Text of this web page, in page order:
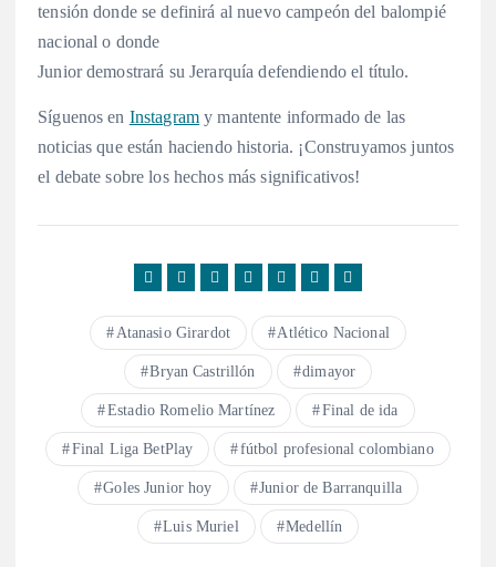
tensión donde se definirá al nuevo campeón del balompié
nacional o donde
Junior demostrará su Jerarquía defendiendo el título.
Síguenos en Instagram y mantente informado de las
noticias que están haciendo historia. ¡Construyamos juntos
el debate sobre los hechos más significativos!
Atanasio Girardot Atlético Nacional
Bryan Castrillón dimayor
Estadio Romelio Martínez Final de ida
Final Liga BetPlay fútbol profesional colombiano
Goles Junior hoy Junior de Barranquilla
Luis Muriel Medellín